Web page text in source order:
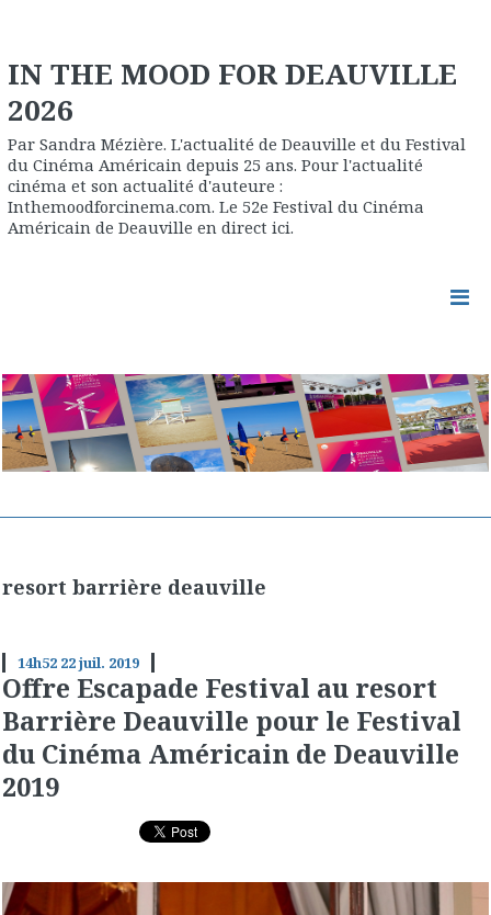
IN THE MOOD FOR DEAUVILLE
2026
Par Sandra Mézière. L'actualité de Deauville et du Festival
du Cinéma Américain depuis 25 ans. Pour l'actualité
cinéma et son actualité d'auteure :
Inthemoodforcinema.com. Le 52e Festival du Cinéma
Américain de Deauville en direct ici.
resort barrière deauville
14h52 22juil. 2019
Offre Escapade Festival au resort
Barrière Deauville pour le Festival
du Cinéma Américain de Deauville
2019